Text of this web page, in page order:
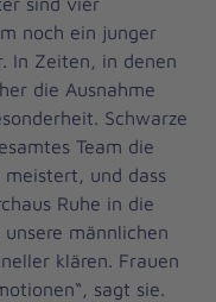
noch ein junger
In Zeiten, in denen
die Ausnahme
Schwarze
Team die
meistert, und dass
Ruhe in die
unsere männlichen
klären. Frauen
sagt sie.